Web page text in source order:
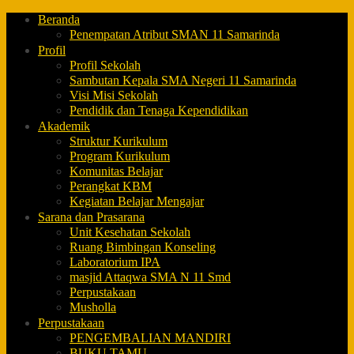
Beranda
Penempatan Atribut SMAN 11 Samarinda
Profil
Profil Sekolah
Sambutan Kepala SMA Negeri 11 Samarinda
Visi Misi Sekolah
Pendidik dan Tenaga Kependidikan
Akademik
Struktur Kurikulum
Program Kurikulum
Komunitas Belajar
Perangkat KBM
Kegiatan Belajar Mengajar
Sarana dan Prasarana
Unit Kesehatan Sekolah
Ruang Bimbingan Konseling
Laboratorium IPA
masjid Attaqwa SMA N 11 Smd
Perpustakaan
Musholla
Perpustakaan
PENGEMBALIAN MANDIRI